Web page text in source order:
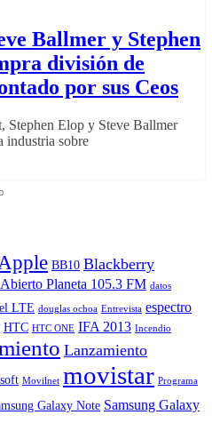
Ballmer y Stephen
división de
por sus Ceos
Stephen Elop y Steve Ballmer
industria sobre
Apple BB10 Blackberry
Planeta 105.3 FM datos
LTE douglas ochoa Entrevista espectro
HTC HTC ONE IFA 2013 Incendio
Lanzamiento
Movilnet movistar Programa
Galaxy Note Samsung Galaxy